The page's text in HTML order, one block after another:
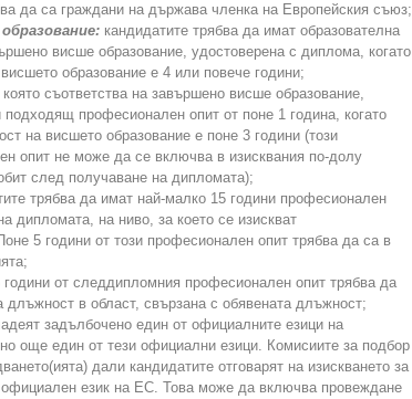
да са граждани на държава членка на Европейския съюз;
кандидатите трябва да имат образователна
висше образование, удостоверена с диплома, когато
образование е 4 или повече години;
съответства на завършено висше образование,
професионален опит от поне 1 година, когато
на висшето образование е поне 3 години (този
опит не може да се включва в изисквания по-долу
след получаване на дипломата);
трябва да имат най-малко 15 години професионален
дипломата, на ниво, за което се изискват
5 години от този професионален опит трябва да са в
години от следдипломния професионален опит трябва да
в област, свързана с обявената длъжност;
задълбочено един от официалните езици на
още един от тези официални езици. Комисиите за подбор
дали кандидатите отговарят на изискването за
език на ЕС. Това може да включва провеждане